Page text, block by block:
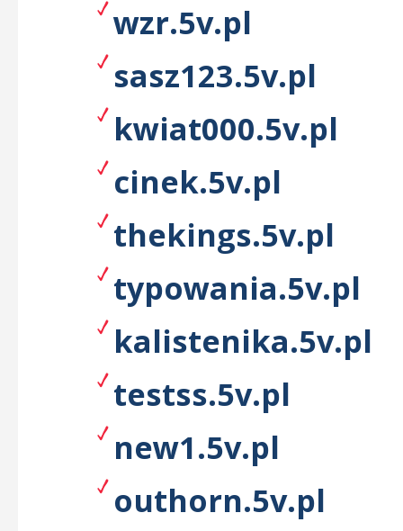
wzr.5v.pl
sasz123.5v.pl
kwiat000.5v.pl
cinek.5v.pl
thekings.5v.pl
typowania.5v.pl
kalistenika.5v.pl
testss.5v.pl
new1.5v.pl
outhorn.5v.pl